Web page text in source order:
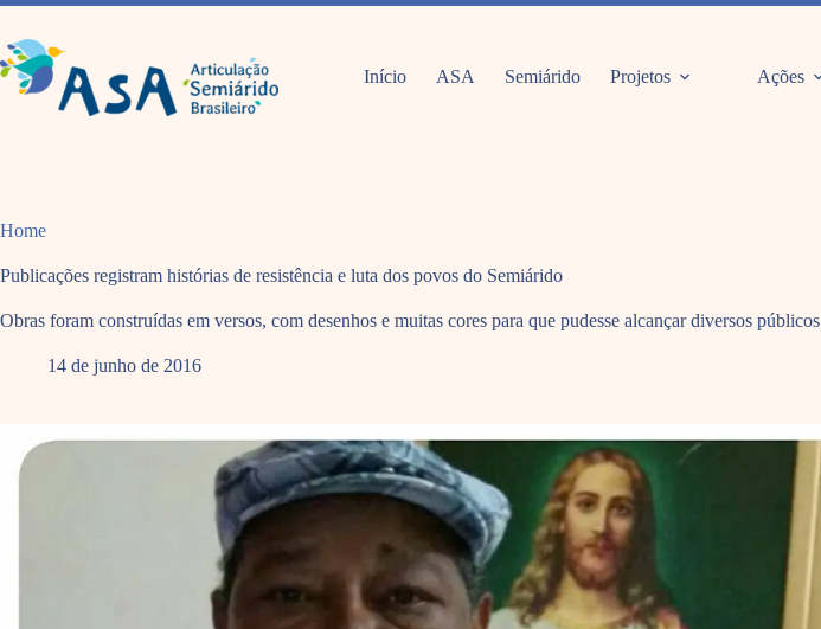
Pular
o
conteúdo
Início ASA Semiárido Projetos Ações
Home
Publicações registram histórias de resistência e luta dos povos do Semiárido
Obras foram construídas em versos, com desenhos e muitas cores para que pudesse alcançar diversos públicos
14 de junho de 2016